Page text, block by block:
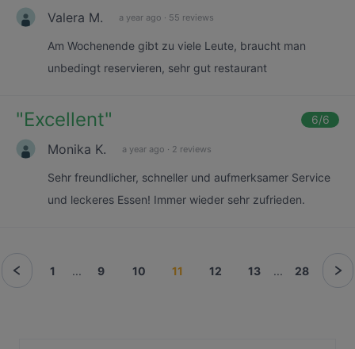
Valera M. a year ago · 55 reviews
Am Wochenende gibt zu viele Leute, braucht man
unbedingt reservieren, sehr gut restaurant
"Excellent" 6/6
Monika K. a year ago · 2 reviews
Sehr freundlicher, schneller und aufmerksamer Service
und leckeres Essen! Immer wieder sehr zufrieden.
1 ... 9 10 11 12 13 ... 28